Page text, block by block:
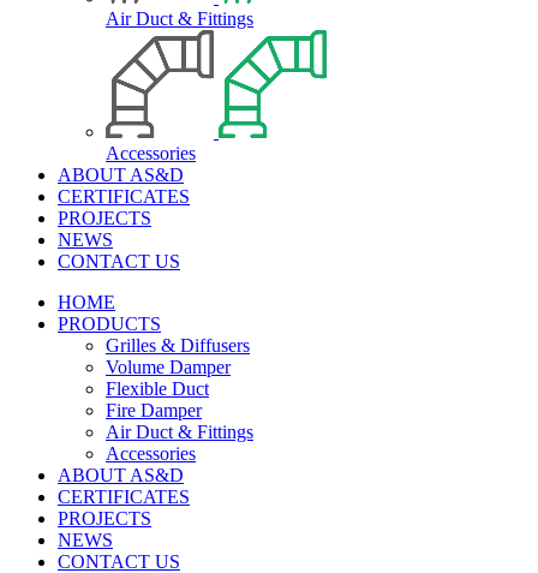
Air Duct & Fittings
Accessories
ABOUT AS&D
CERTIFICATES
PROJECTS
NEWS
CONTACT US
HOME
PRODUCTS
Grilles & Diffusers
Volume Damper
Flexible Duct
Fire Damper
Air Duct & Fittings
Accessories
ABOUT AS&D
CERTIFICATES
PROJECTS
NEWS
CONTACT US